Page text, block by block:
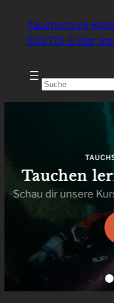
Inhalt
springen
Tauchschule
SDI/TDI 5 Star
Tauchen
Schau dir unsere